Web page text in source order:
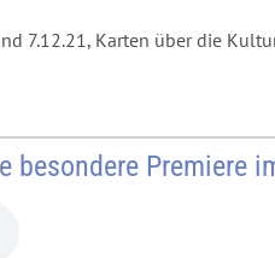
7.12.21, Karten über die
Premiere